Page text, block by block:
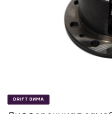
DRIFT ЗИМА